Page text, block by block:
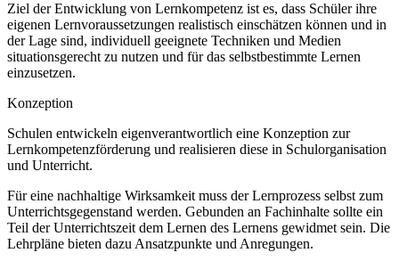
Ziel der Entwicklung von Lernkompetenz ist es, dass Schüler ihre
eigenen Lernvoraussetzungen realistisch einschätzen können und in
der Lage sind, individuell geeignete Techniken und Medien
situationsgerecht zu nutzen und für das selbstbestimmte Lernen
einzusetzen.
Konzeption
Schulen entwickeln eigenverantwortlich eine Konzeption zur
Lernkompetenzförderung und realisieren diese in Schulorganisation
und Unterricht.
Für eine nachhaltige Wirksamkeit muss der Lernprozess selbst zum
Unterrichtsgegenstand werden. Gebunden an Fachinhalte sollte ein
Teil der Unterrichtszeit dem Lernen des Lernens gewidmet sein. Die
Lehrpläne bieten dazu Ansatzpunkte und Anregungen.